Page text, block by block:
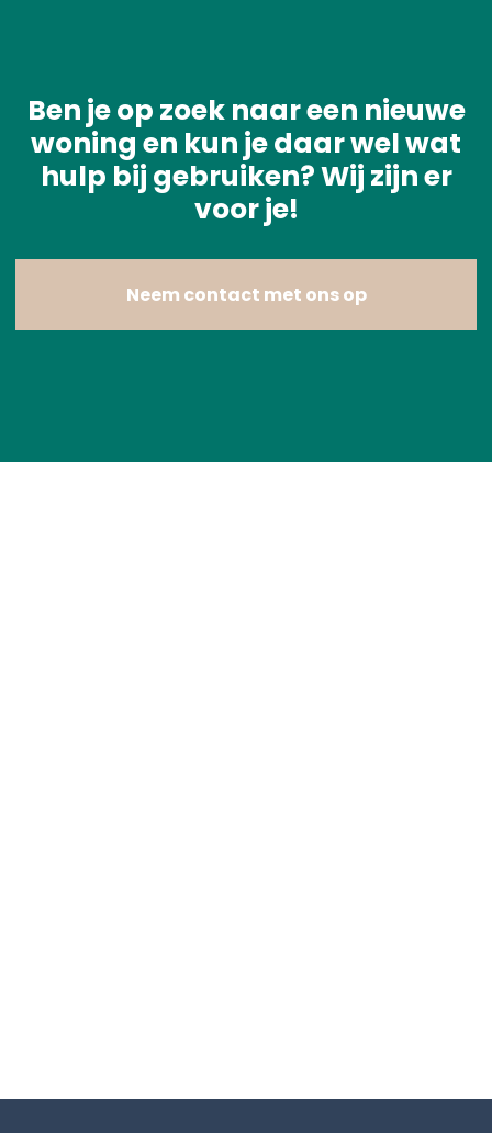
Ben je op zoek naar een nieuwe
woning en kun je daar wel wat
hulp bij gebruiken? Wij zijn er
voor je!
Neem contact met ons op